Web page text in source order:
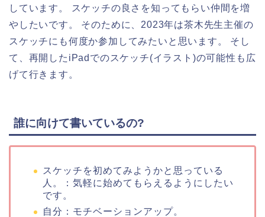
しています。 スケッチの良さを知ってもらい仲間を増
やしたいです。 そのために、2023年は茶木先生主催の
スケッチにも何度か参加してみたいと思います。 そし
て、再開したiPadでのスケッチ(イラスト)の可能性も広
げて行きます。
誰に向けて書いているの?
スケッチを初めてみようかと思っている
人。：気軽に始めてもらえるようにしたい
です。
自分：モチベーションアップ。